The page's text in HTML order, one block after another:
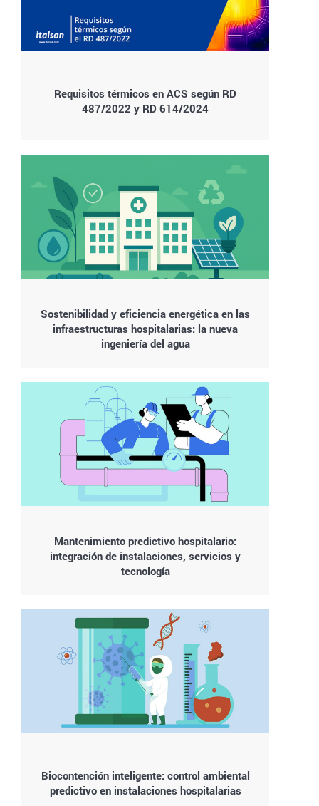
Requisitos térmicos en ACS según RD
487/2022 y RD 614/2024
Sostenibilidad y eficiencia energética en las
infraestructuras hospitalarias: la nueva
ingeniería del agua
Mantenimiento predictivo hospitalario:
integración de instalaciones, servicios y
tecnología
Biocontención inteligente: control ambiental
predictivo en instalaciones hospitalarias